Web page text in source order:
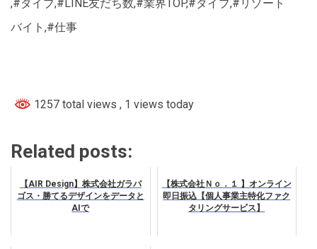
,#ダイブ,#LINE友だち数,#業界TOP,#ダイブ,#リゾート
バイト,#仕事
1257 total views , 1 views today
Related posts:
【AIR Design】株式会社ガラパ
ゴス・勝てるデザインをデータと
AIで
【株式会社Ｎｏ．１ 】オンライン
即日振込【個人事業主特化ファク
タリングサービス】